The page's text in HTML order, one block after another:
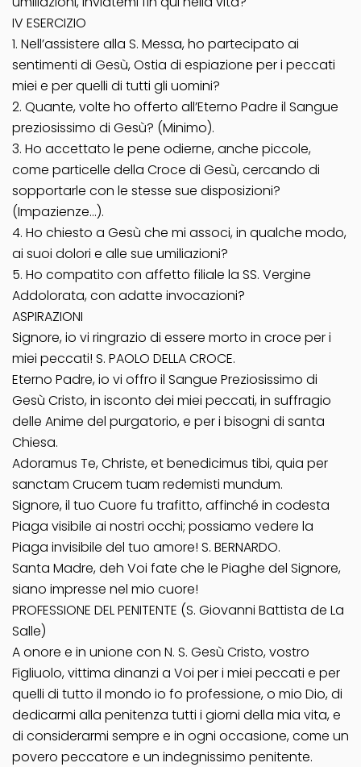
IV ESERCIZIO
1. Nell’assistere alla S. Messa, ho partecipato ai
sentimenti di Gesù, Ostia di espiazione per i peccati
miei e per quelli di tutti gli uomini?
2. Quante, volte ho offerto all’Eterno Padre il Sangue
preziosissimo di Gesù? (Minimo).
3. Ho accettato le pene odierne, anche piccole,
come particelle della Croce di Gesù, cercando di
sopportarle con le stesse sue disposizioni?
(Impazienze…).
4. Ho chiesto a Gesù che mi associ, in qualche modo,
ai suoi dolori e alle sue umiliazioni?
5. Ho compatito con affetto filiale la SS. Vergine
Addolorata, con adatte invocazioni?
ASPIRAZIONI
Signore, io vi ringrazio di essere morto in croce per i
miei peccati! S. PAOLO DELLA CROCE.
Eterno Padre, io vi offro il Sangue Preziosissimo di
Gesù Cristo, in isconto dei miei peccati, in suffragio
delle Anime del purgatorio, e per i bisogni di santa
Chiesa.
Adoramus Te, Christe, et benedicimus tibi, quia per
sanctam Crucem tuam redemisti mundum.
Signore, il tuo Cuore fu trafitto, affinché in codesta
Piaga visibile ai nostri occhi; possiamo vedere la
Piaga invisibile del tuo amore! S. BERNARDO.
Santa Madre, deh Voi fate che le Piaghe del Signore,
siano impresse nel mio cuore!
PROFESSIONE DEL PENITENTE (S. Giovanni Battista de La
Salle)
A onore e in unione con N. S. Gesù Cristo, vostro
Figliuolo, vittima dinanzi a Voi per i miei peccati e per
quelli di tutto il mondo io fo professione, o mio Dio, di
dedicarmi alla penitenza tutti i giorni della mia vita, e
di considerarmi sempre e in ogni occasione, come un
povero peccatore e un indegnissimo penitente.